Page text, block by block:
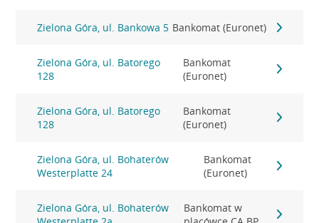
Zielona Góra, ul. Bankowa 5 Bankomat (Euronet)
Zielona Góra, ul. Batorego
128
Bankomat
(Euronet)
Zielona Góra, ul. Batorego
128
Bankomat
(Euronet)
Zielona Góra, ul. Bohaterów
Westerplatte 24
Bankomat
(Euronet)
Zielona Góra, ul. Bohaterów
Bankomat w